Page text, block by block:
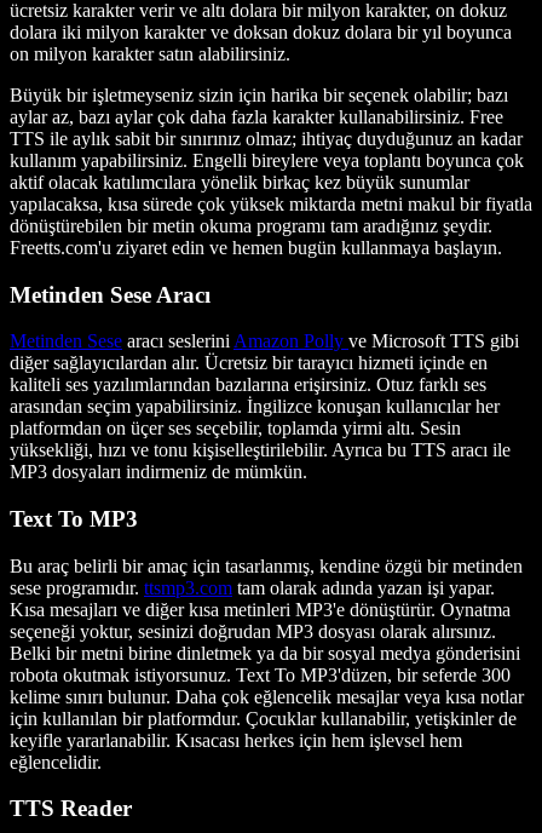
ücretsiz karakter verir ve altı dolara bir milyon karakter, on dokuz
dolara iki milyon karakter ve doksan dokuz dolara bir yıl boyunca
on milyon karakter satın alabilirsiniz.
Büyük bir işletmeyseniz sizin için harika bir seçenek olabilir; bazı
aylar az, bazı aylar çok daha fazla karakter kullanabilirsiniz. Free
TTS ile aylık sabit bir sınırınız olmaz; ihtiyaç duyduğunuz an kadar
kullanım yapabilirsiniz. Engelli bireylere veya toplantı boyunca çok
aktif olacak katılımcılara yönelik birkaç kez büyük sunumlar
yapılacaksa, kısa sürede çok yüksek miktarda metni makul bir fiyatla
dönüştürebilen bir metin okuma programı tam aradığınız şeydir.
Freetts.com'u ziyaret edin ve hemen bugün kullanmaya başlayın.
Metinden Sese Aracı
Metinden Sese aracı seslerini Amazon Polly ve Microsoft TTS gibi
diğer sağlayıcılardan alır. Ücretsiz bir tarayıcı hizmeti içinde en
kaliteli ses yazılımlarından bazılarına erişirsiniz. Otuz farklı ses
arasından seçim yapabilirsiniz. İngilizce konuşan kullanıcılar her
platformdan on üçer ses seçebilir, toplamda yirmi altı. Sesin
yüksekliği, hızı ve tonu kişiselleştirilebilir. Ayrıca bu TTS aracı ile
MP3 dosyaları indirmeniz de mümkün.
Text To MP3
Bu araç belirli bir amaç için tasarlanmış, kendine özgü bir metinden
sese programıdır. ttsmp3.com tam olarak adında yazan işi yapar.
Kısa mesajları ve diğer kısa metinleri MP3'e dönüştürür. Oynatma
seçeneği yoktur, sesinizi doğrudan MP3 dosyası olarak alırsınız.
Belki bir metni birine dinletmek ya da bir sosyal medya gönderisini
robota okutmak istiyorsunuz. Text To MP3'düzen, bir seferde 300
kelime sınırı bulunur. Daha çok eğlencelik mesajlar veya kısa notlar
için kullanılan bir platformdur. Çocuklar kullanabilir, yetişkinler de
keyifle yararlanabilir. Kısacası herkes için hem işlevsel hem
eğlencelidir.
TTS Reader